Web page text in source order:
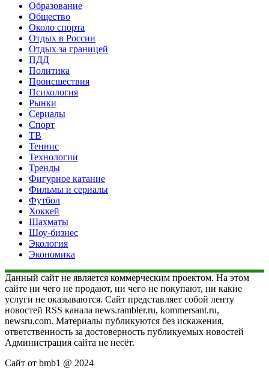
Образование
Общество
Около спорта
Отдых в России
Отдых за границей
ПДД
Политика
Происшествия
Психология
Рынки
Сериалы
Спорт
ТВ
Теннис
Технологии
Тренды
Фигурное катание
Фильмы и сериалы
Футбол
Хоккей
Шахматы
Шоу-бизнес
Экология
Экономика
Данный сайт не является коммерческим проектом. На этом
сайте ни чего не продают, ни чего не покупают, ни какие
услуги не оказываются. Сайт представляет собой ленту
новостей RSS канала news.rambler.ru, kommersant.ru,
newsru.com. Материалы публикуются без искажения,
ответственность за достоверность публикуемых новостей
Администрация сайта не несёт.
Сайт от bmb1 @ 2024